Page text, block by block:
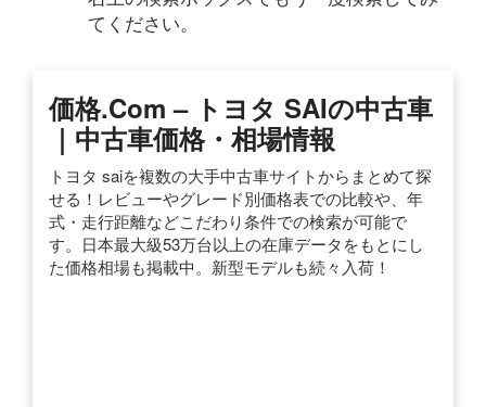
てください。
価格.com – トヨタ SAIの中古車
｜中古車価格・相場情報
トヨタ saiを複数の大手中古車サイトからまとめて探
せる！レビューやグレード別価格表での比較や、年
式・走行距離などこだわり条件での検索が可能で
す。日本最大級53万台以上の在庫データをもとにし
た価格相場も掲載中。新型モデルも続々入荷！